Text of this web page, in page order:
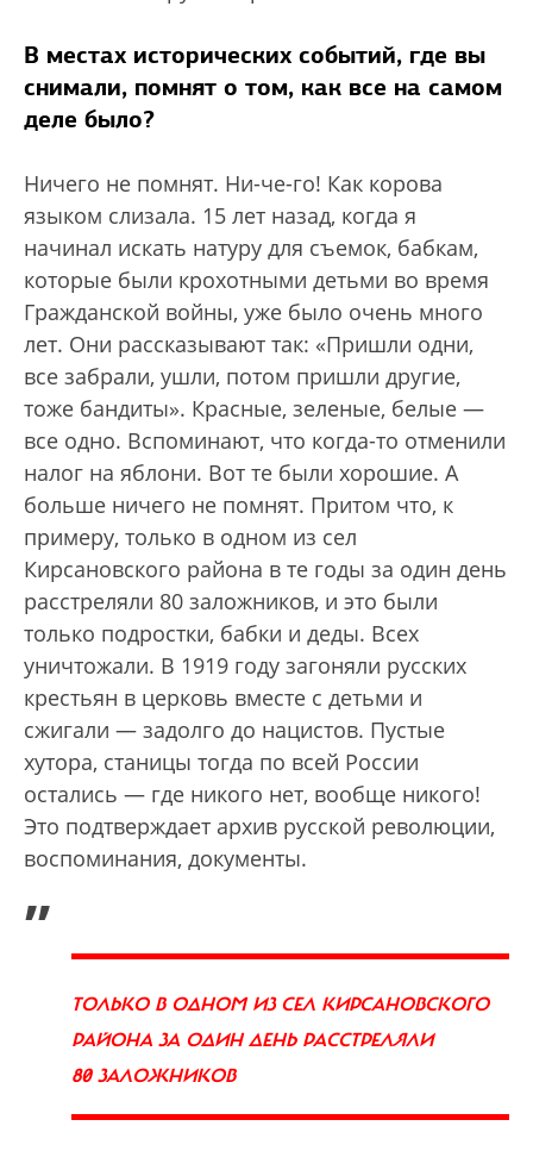
В местах исторических событий, где вы
снимали, помнят о том, как все на самом
деле было?
Ничего не помнят. Ни-че-го! Как корова
языком слизала. 15 лет назад, когда я
начинал искать натуру для съемок, бабкам,
которые были крохотными детьми во время
Гражданской войны, уже было очень много
лет. Они рассказывают так: «Пришли одни,
все забрали, ушли, потом пришли другие,
тоже бандиты». Красные, зеленые, белые —
все одно. Вспоминают, что когда-то отменили
налог на яблони. Вот те были хорошие. А
больше ничего не помнят. Притом что, к
примеру, только в одном из сел
Кирсановского района в те годы за один день
расстреляли 80 заложников, и это были
только подростки, бабки и деды. Всех
уничтожали. В 1919 году загоняли русских
крестьян в церковь вместе с детьми и
сжигали — задолго до нацистов. Пустые
хутора, станицы тогда по всей России
остались — где никого нет, вообще никого!
Это подтверждает архив русской революции,
воспоминания, документы.
„
ТОЛЬКО В ОДНОМ ИЗ СЕЛ КИРСАНОВСКОГО
РАЙОНА ЗА ОДИН ДЕНЬ РАССТРЕЛЯЛИ
80 ЗАЛОЖНИКОВ